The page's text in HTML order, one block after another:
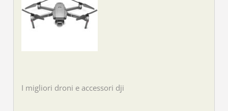
I migliori droni e accessori dji